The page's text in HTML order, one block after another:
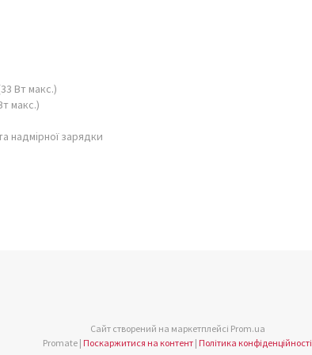
Вт макс.)
макс.)
надмірної зарядки
Сайт створений на маркетплейсі Prom.ua
Promate | Поскаржитися на контент | Політика конфіденційності